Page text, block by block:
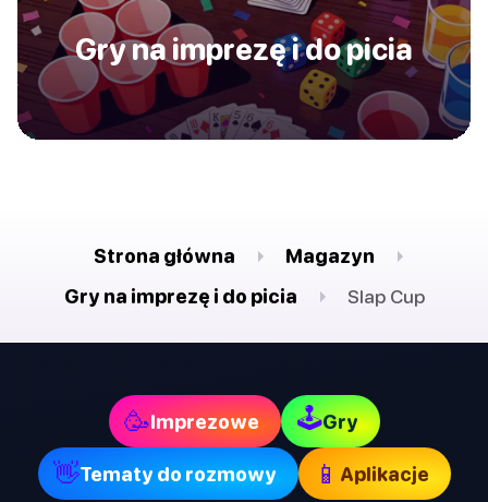
Gry na imprezę i do picia
Strona główna
Magazyn
Gry na imprezę i do picia
Slap Cup
🥳Imprezowe 🕹Gry
👋Tematy do rozmowy 📱 Aplikacje